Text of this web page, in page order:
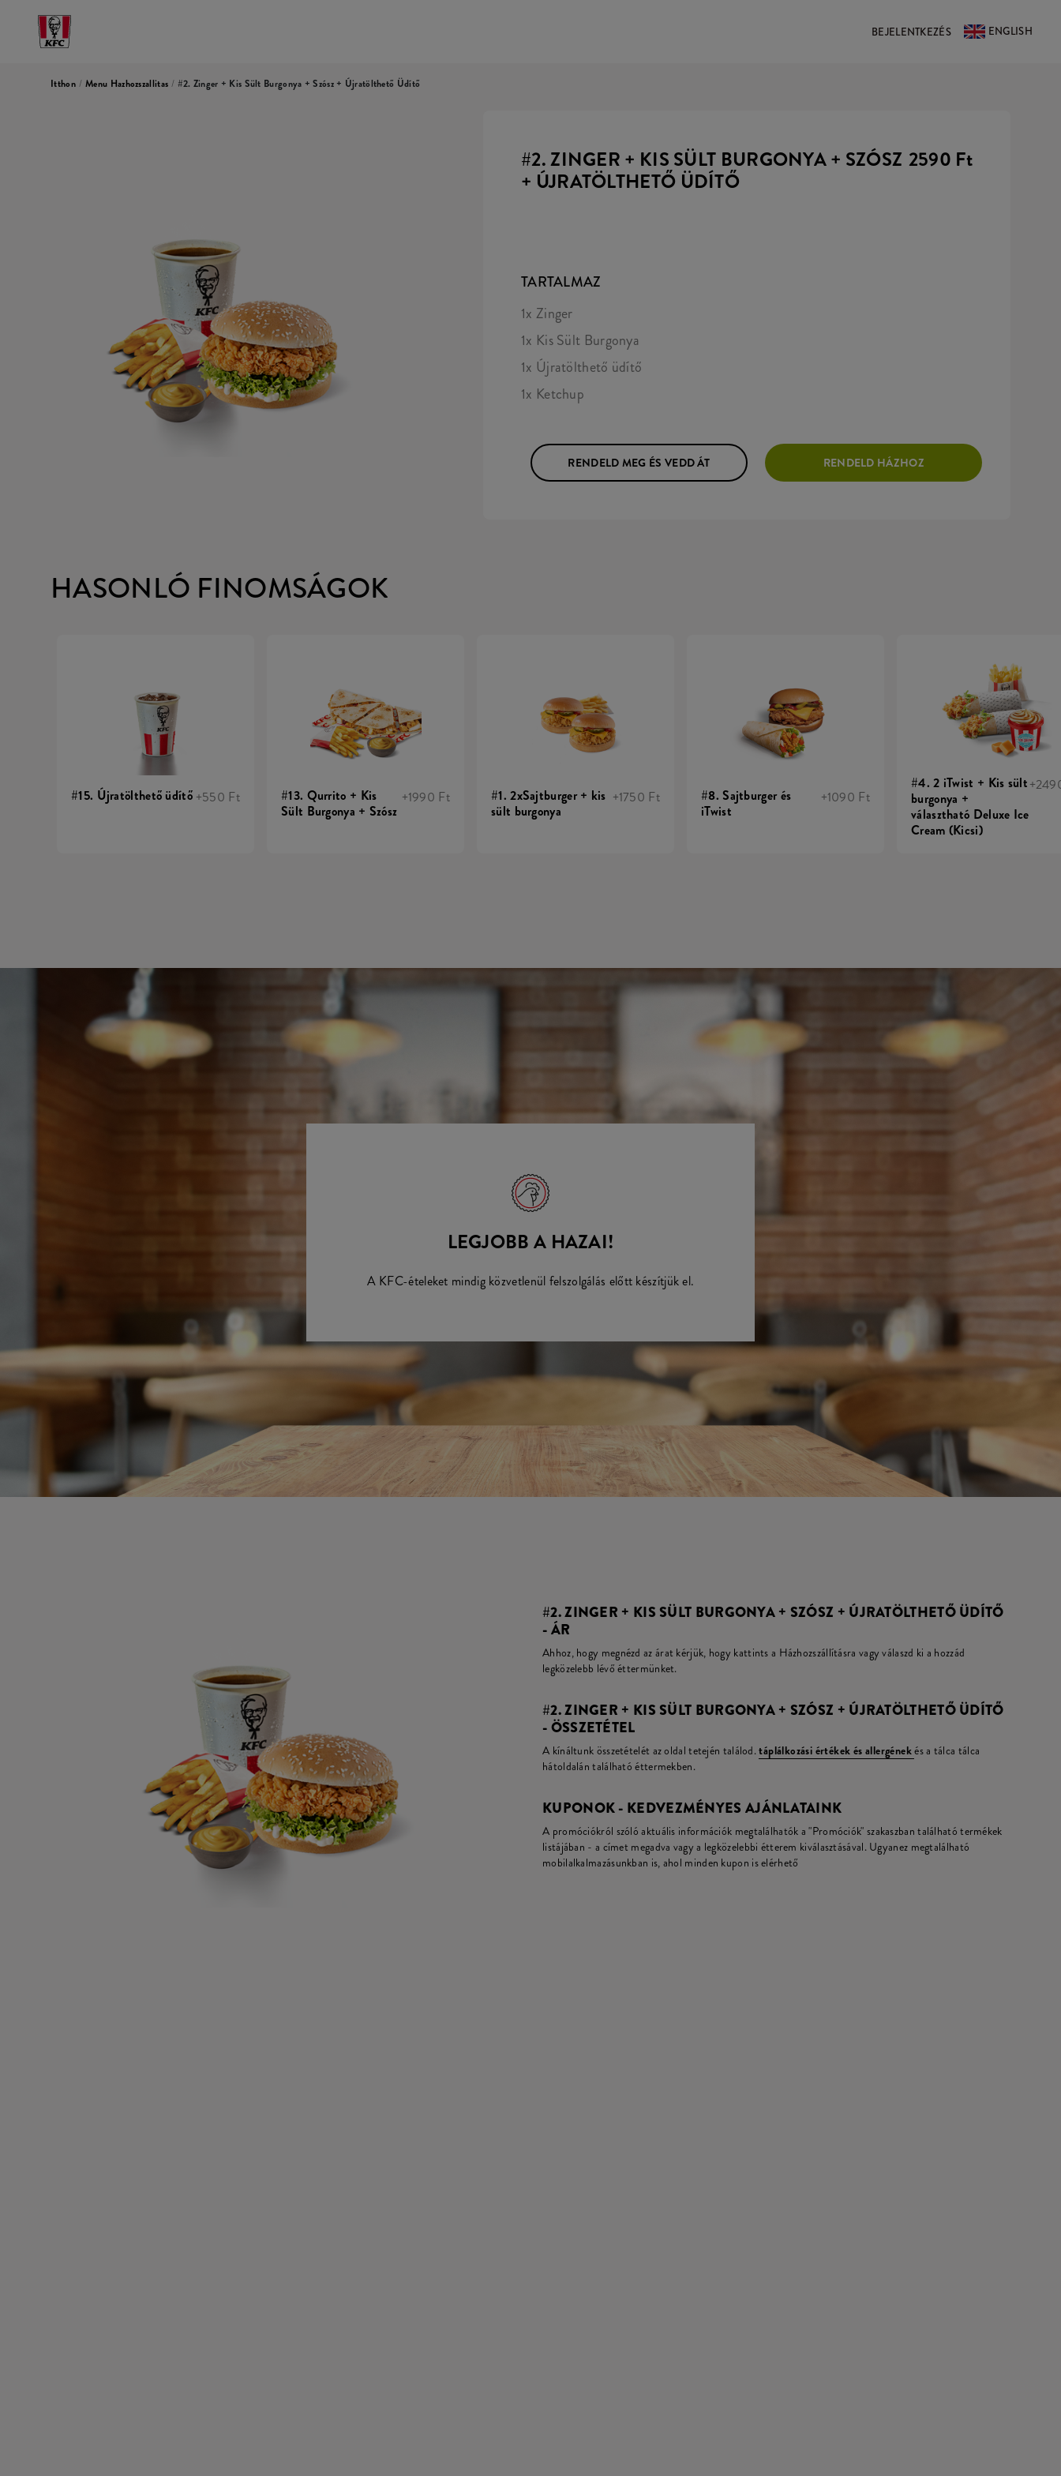
BEJELENTKEZÉS ENGLISH
Itthon / Menu Hazhozszallitas / #2. Zinger + Kis Sült Burgonya + Szósz + Újratölthető Üdítő
#2. ZINGER + KIS SÜLT BURGONYA + SZÓSZ
+ ÚJRATÖLTHETŐ ÜDÍTŐ
2590 Ft
TARTALMAZ
1x Zinger
1x Kis Sült Burgonya
1x Újratölthető üdítő
1x Ketchup
RENDELD MEG ÉS VEDD ÁT RENDELD HÁZHOZ
HASONLÓ FINOMSÁGOK
#15. Újratölthető üdítő +550 Ft
#13. Qurrito + Kis
Sült Burgonya + Szósz
+1990 Ft
#1. 2xSajtburger + kis
sült burgonya
+1750 Ft
#8. Sajtburger és
iTwist
+1090 Ft
#4. 2 iTwist + Kis sült
burgonya +
választható Deluxe Ice
Cream (Kicsi)
LEGJOBB A HAZAI!
A KFC-ételeket mindig közvetlenül felszolgálás előtt készítjük el.
#2. ZINGER + KIS SÜLT BURGONYA + SZÓSZ + ÚJRATÖLTHETŐ ÜDÍTŐ
- ÁR
Ahhoz, hogy megnézd az árat kérjük, hogy kattints a Házhozszállításra vagy válaszd ki a hozzád
legközelebb lévő éttermünket.
#2. ZINGER + KIS SÜLT BURGONYA + SZÓSZ + ÚJRATÖLTHETŐ ÜDÍTŐ
- ÖSSZETÉTEL
A kínáltunk összetételét az oldal tetején találod.táplálkozási értékek és allergénekés a tálca tálca
hátoldalán található éttermekben.
KUPONOK - KEDVEZMÉNYES AJÁNLATAINK
A promóciókról szóló aktuális információk megtalálhatók a "Promóciók" szakaszban található termékek
listájában - a címet megadva vagy a legközelebbi étterem kiválasztásával. Ugyanez megtalálható
mobilalkalmazásunkban is, ahol minden kupon is elérhető